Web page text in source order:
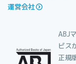
運営会社
ABJ
ビス
正規